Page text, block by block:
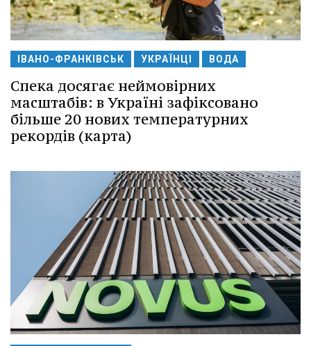
ІВАНО-ФРАНКІВСЬК УКРАЇНЦІ ВОДА
Спека досягає неймовірних
масштабів: в Україні зафіксовано
більше 20 нових температурних
рекордів (карта)